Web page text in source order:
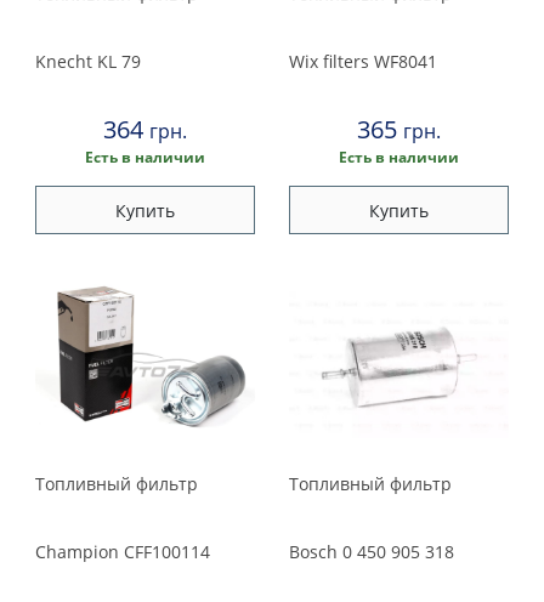
Knecht KL 79
364 грн.
Есть в наличии
Купить
Wix filters WF8041
365 грн.
Есть в наличии
Купить
Топливный фильтр
Champion CFF100114
Топливный фильтр
Bosch 0 450 905 318